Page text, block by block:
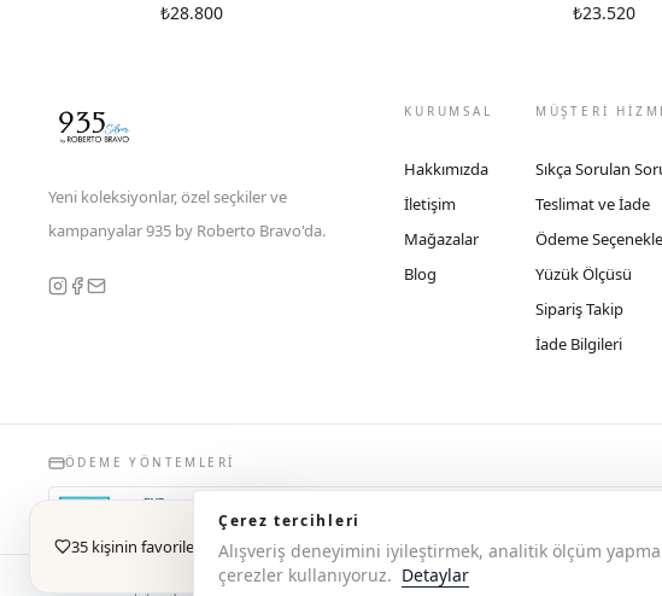
35 kişinin favorilerinde
₺28.800 ₺23.520
Yeni koleksiyonlar, özel seçkiler ve
kampanyalar 935 by Roberto Bravo'da.
KURUMSAL
Hakkımızda
İletişim
Mağazalar
Blog
MÜŞTERİ
Sıkça Sorulan
Teslimat ve İade
Ödeme
Yüzük Ölçüsü
Sipariş Takip
İade Bilgileri
ÖDEME YÖNTEMLERI
© 2026 Copyright 935 by Roberto Bravo
Çerez tercihleri
Alışveriş deneyimini iyileştirmek, analitik ölçüm
çerezler kullanıyoruz. Detaylar